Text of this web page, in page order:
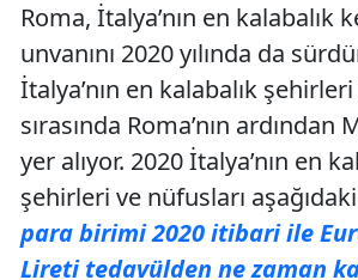
Roma, İtalya’nın en kalabalık
unvanını 2020 yılında da
İtalya’nın en kalabalık
sırasında Roma’nın ardından
yer alıyor. 2020 İtalya’nın en
şehirleri ve nüfusları
para birimi 2020 itibari ile
Lireti tedavülden ne zaman